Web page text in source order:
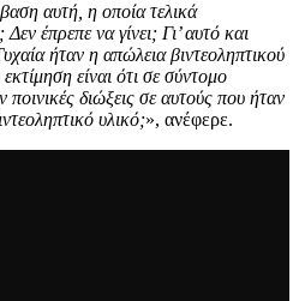
αυτή, η οποία τελικά
έπρεπε να γίνει; Γι’ αυτό και
υχαία ήταν η απώλεια βιντεοληπτικού
είναι ότι σε σύντομο
διώξεις σε αυτούς που ήταν
υλικό;», ανέφερε.